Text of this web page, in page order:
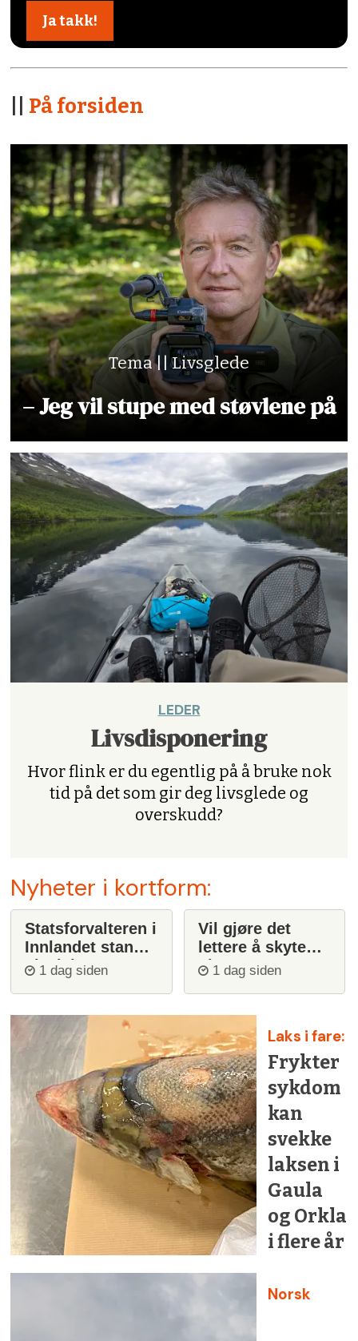
På forsiden
Tema || Livsglede
– Jeg vil stupe med støvlene på
LEDER
Livsdisponering
Hvor flink er du egentlig på å bruke nok
tid på det som gir deg livsglede og
overskudd?
Nyheter i kortform:
Statsforvalteren i
Innlandet stanser
ulvejakt
1 dag siden
Vil gjøre det
lettere å skyte
ulv1 dag siden
Laks i fare:
Frykter
sykdom
kan
svekke
laksen i
Gaula
og Orkla
i flere år
Norsk